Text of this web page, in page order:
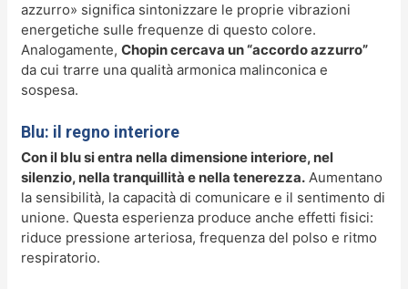
azzurro» significa sintonizzare le proprie vibrazioni
energetiche sulle frequenze di questo colore.
Analogamente,Chopin cercava un “accordo azzurro”
da cui trarre una qualità armonica malinconica e
sospesa.
Blu: il regno interiore
Con il blu si entra nella dimensione interiore, nel
silenzio, nella tranquillità e nella tenerezza. Aumentano
la sensibilità, la capacità di comunicare e il sentimento di
unione. Questa esperienza produce anche effetti fisici:
riduce pressione arteriosa, frequenza del polso e ritmo
respiratorio.